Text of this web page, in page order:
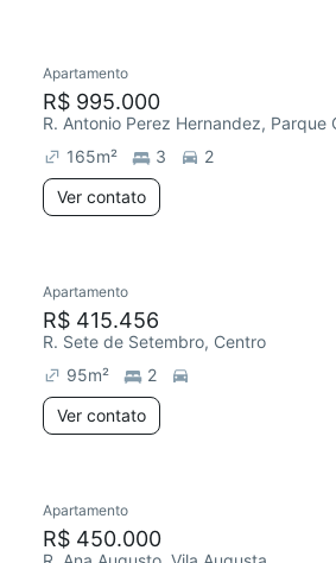
Apartamento
R$ 995.000
R. Antonio Perez Hernandez, Parque
165m² 3
2
Ver contato
Redecorar
Apartamento
R$ 415.456
R. Sete de Setembro, Centro
95m²
2
Ver contato
Apartamento
R$ 450.000